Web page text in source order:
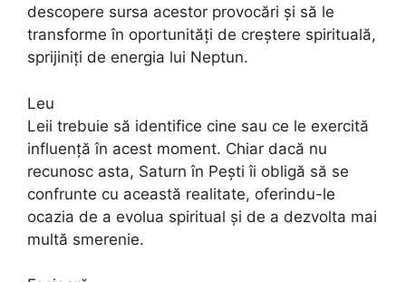
descopere sursa acestor provocări și să le
transforme în oportunități de creștere spirituală,
sprijiniți de energia lui Neptun.
Leu
Leii trebuie să identifice cine sau ce le exercită
influență în acest moment. Chiar dacă nu
recunosc asta, Saturn în Pești îi obligă să se
confrunte cu această realitate, oferindu-le
ocazia de a evolua spiritual și de a dezvolta mai
multă smerenie.